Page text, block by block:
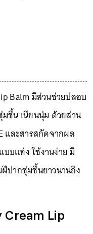
Balm มีส่วนช่วยปลอบ
ชื้น เนียนนุ่ม ด้วยส่วน
และสารสกัดจากผล
บแท่ง ใช้งานง่าย มี
ปากชุ่มชื้นยาวนานถึง
Lip